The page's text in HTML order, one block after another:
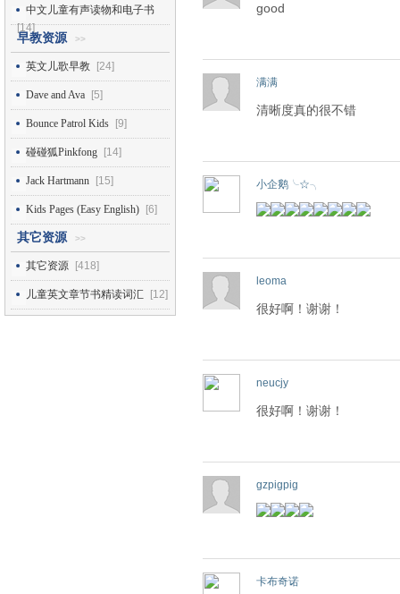
中文儿童有声读物和电子书
[14]
早教资源 >>
英文儿歌早教 [24]
Dave and Ava [5]
Bounce Patrol Kids [9]
碰碰狐Pinkfong [14]
Jack Hartmann [15]
Kids Pages (Easy English) [6]
其它资源 >>
其它资源 [418]
儿童英文章节书精读词汇 [12]
good
满满
清晰度真的很不错
小企鹅╰☆╮
leoma
很好啊！谢谢！
neucjy
很好啊！谢谢！
gzpigpig
卡布奇诺